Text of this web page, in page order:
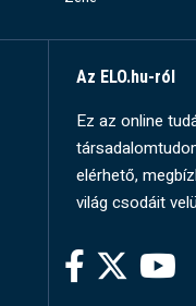
Az ELO.hu-ról
Ez az online
elérhető,
világ csodáit